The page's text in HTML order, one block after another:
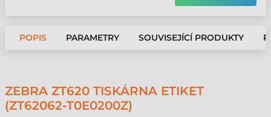
POPIS PARAMETRY SOUVISEJÍCÍ PRODUKTY
ZEBRA ZT620 TISKÁRNA ETIKET
(ZT62062-T0E0200Z)